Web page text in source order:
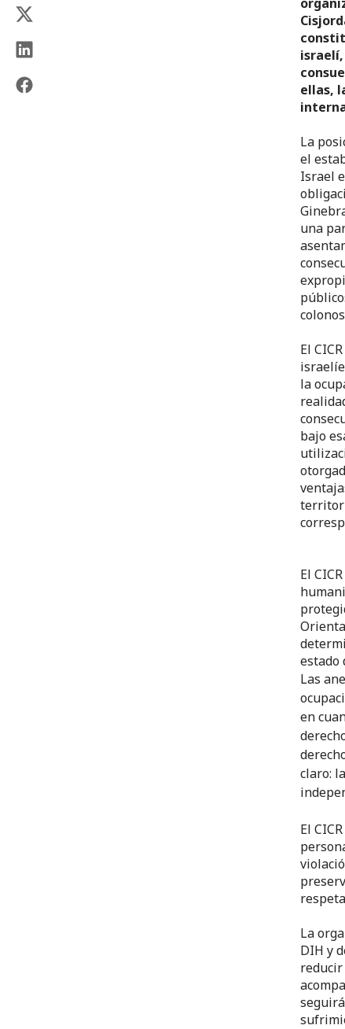
ellas,
La
el
Israel
una
El
la
bajo
El
estado
Las
en
claro:
El
La
DIH y